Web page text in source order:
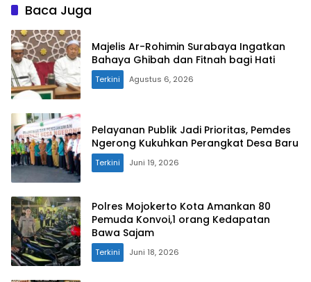
Baca Juga
Majelis Ar-Rohimin Surabaya Ingatkan
Bahaya Ghibah dan Fitnah bagi Hati
Terkini Agustus 6, 2026
Pelayanan Publik Jadi Prioritas, Pemdes
Ngerong Kukuhkan Perangkat Desa Baru
Terkini Juni 19, 2026
Polres Mojokerto Kota Amankan 80
Pemuda Konvoi,1 orang Kedapatan
Bawa Sajam
Terkini Juni 18, 2026